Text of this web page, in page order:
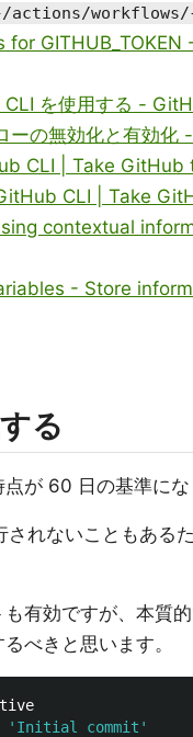
actions/
を使用する -
ーの無効化と有効化
CLI | Take GitHub
CLI | Take
contextual
- Store
る
が 60 日の基準にな
れないこともある
有効ですが、本質
べきと思います。
'Initial commit'